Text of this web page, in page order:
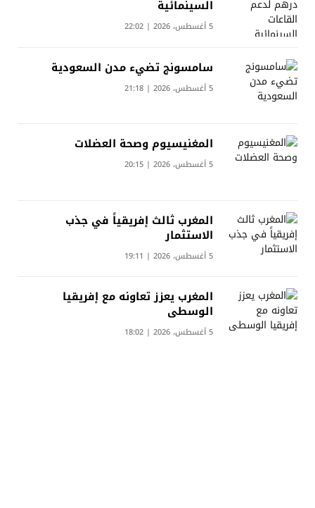
السينمائية
5 أغسطس، 2026 | 22:02
سامسونج تضيء مدن السعودية
5 أغسطس، 2026 | 21:18
المغنيسيوم وصحة العضلات
5 أغسطس، 2026 | 20:15
المغرب ثالث إفريقياً في جذب
الاستثمار
5 أغسطس، 2026 | 19:11
المغرب يعزز تعاونه مع إفريقيا
الوسطى
5 أغسطس، 2026 | 18:02